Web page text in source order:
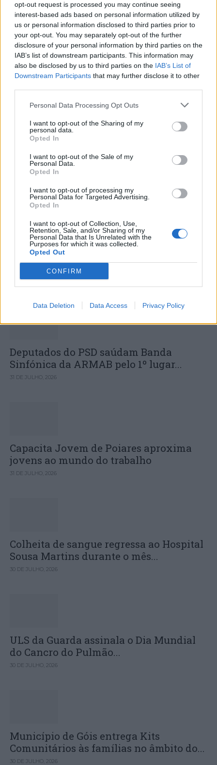
opt-out request is processed you may continue seeing
interest-based ads based on personal information utilized by
us or personal information disclosed to third parties prior to
your opt-out. You may separately opt-out of the further
disclosure of your personal information by third parties on the
IAB’s list of downstream participants. This information may
also be disclosed by us to third parties on the IAB’s List of
Downstream Participants that may further disclose it to other
Personal Data Processing Opt Outs
I want to opt-out of the Sharing of my
personal data.
Opted In
I want to opt-out of the Sale of my
Personal Data.
Opted In
I want to opt-out of processing my
Personal Data for Targeted Advertising.
Opted In
I want to opt-out of Collection, Use,
Retention, Sale, and/or Sharing of my
Personal Data that Is Unrelated with the
Purposes for which it was collected.
Opted Out
CONFIRM
Data Deletion Data Access Privacy Policy
jovens ao mundo do trabalho
Colheita de sangue regressa ao
Hospital Sousa Martins durante o mês
de agosto
DESTAQUES
Deputados do PSD saúdam Banda
Sinfónica da ARMAB pelo 1º lugar...
31 DE JULHO, 2026
Capacita Jovem de Poiares aproxima
jovens ao mundo do trabalho
31 DE JULHO, 2026
Colheita de sangue regressa ao Hospital
Sousa Martins durante o mês...
30 DE JULHO, 2026
ULS da Guarda assinala o Dia Mundial
do Cancro do Pulmão...
30 DE JULHO, 2026
Município de Góis entrega Kits
Comunitários às famílias no âmbito do...
30 DE JULHO, 2026